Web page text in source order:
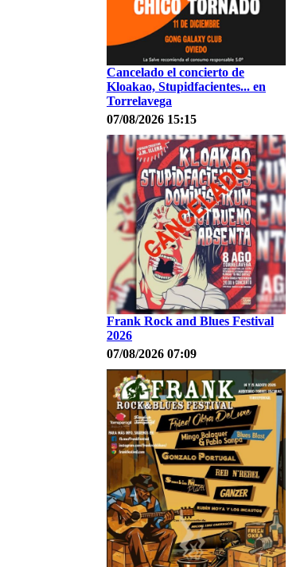
Cancelado el concierto de
Kloakao, Stupidfacientes... en
Torrelavega
07/08/2026 15:15
Frank Rock and Blues Festival
2026
07/08/2026 07:09